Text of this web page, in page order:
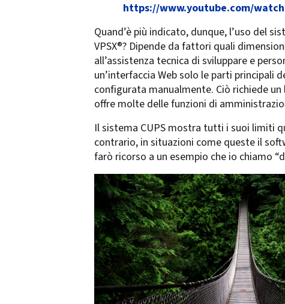
https://www.youtube.com/
Quand’è più indicato, dunque, l’uso del
VPSX®? Dipende da fattori quali
all’assistenza tecnica di sviluppare e
un’interfaccia Web solo le parti principali
configurata manualmente. Ciò richiede
offre molte delle funzioni di
Il sistema CUPS mostra tutti i suoi limiti
contrario, in situazioni come queste il
farò ricorso a un esempio che io chiamo